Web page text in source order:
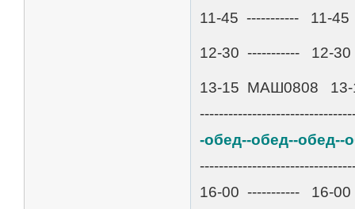
11-45 ----------- 11-
12-30 ----------- 12-
13-15 МАШ0808 13-
-обед--обед--обед--
16-00 ----------- 16-